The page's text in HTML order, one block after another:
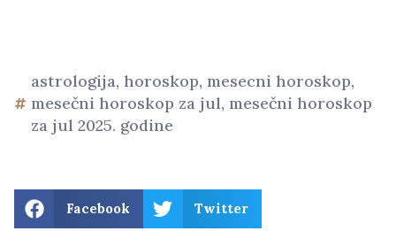
astrologija, horoskop, mesecni horoskop,
mesečni horoskop za jul, mesečni horoskop
za jul 2025. godine
Facebook Twitter